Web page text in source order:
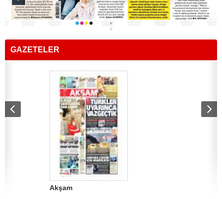
GAZETELER
Akşam